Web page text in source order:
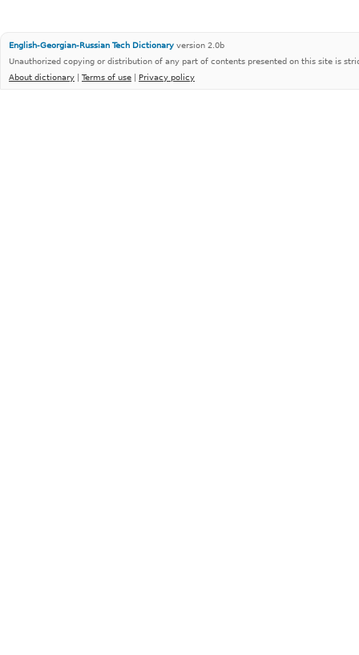
English-Georgian-Russian Tech Dictionary version 2.0b
Unauthorized copying or distribution of any part of contents presented on this site is
About dictionary | Terms of use | Privacy policy